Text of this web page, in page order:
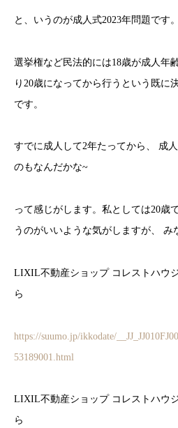
と、いうのが成人式2023年問題です。
選挙権など民法的には18歳が成人年
り20歳になってから行うという既に
です。
すでに成人して2年たってから、 成
のもなんだかな~
って感じがします。私としては20歳
うのがいいような気がしますが、 み
LIXIL不動産ショップ コレストハウ
ら
https://suumo.jp/ikkodate/
53189001.html
LIXIL不動産ショップ コレストハウ
ら